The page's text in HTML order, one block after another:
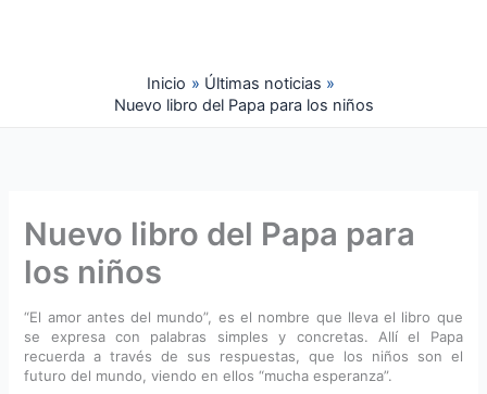
Inicio
Últimas noticias
Nuevo libro del Papa para los niños
Nuevo libro del Papa para
los niños
“El amor antes del mundo”, es el nombre que lleva el libro que
se expresa con palabras simples y concretas. Allí el Papa
recuerda a través de sus respuestas, que los niños son el
futuro del mundo, viendo en ellos “mucha esperanza”.